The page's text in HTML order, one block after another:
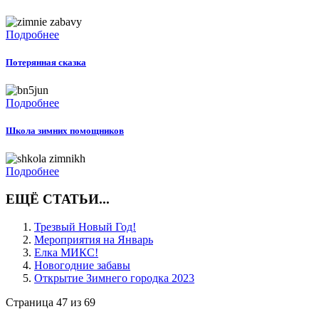
Подробнее
Потерянная сказка
Подробнее
Школа зимних помощников
Подробнее
ЕЩЁ СТАТЬИ...
Трезвый Новый Год!
Мероприятия на Январь
Елка МИКС!
Новогодние забавы
Открытие Зимнего городка 2023
Страница 47 из 69